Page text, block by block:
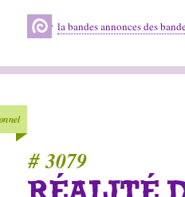
la bandes annonces des
# 3079